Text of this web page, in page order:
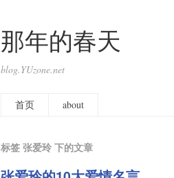
那年的春天
blog.YUzone.net
首页 about
标签 张爱玲 下的文章